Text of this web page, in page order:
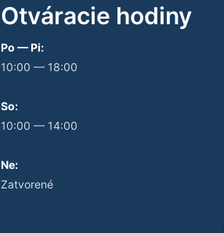
Otváracie hodiny
Po — Pi:
10:00 — 18:00
So:
10:00 — 14:00
Ne:
Zatvorené